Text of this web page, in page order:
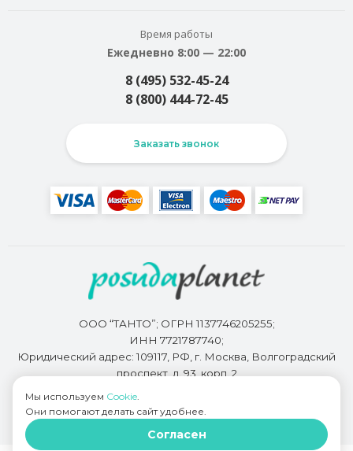
Время работы
Ежедневно 8:00 — 22:00
8 (495) 532-45-24
8 (800) 444-72-45
Заказать звонок
ООО “ТАНТО”; ОГРН 1137746205255;
ИНН 7721787740;
Юридический адрес: 109117, РФ, г. Москва, Волгоградский
проспект, д. 93, корп. 2
Разработкой сайта занимается
Мы используем Cookie.
Они помогают делать сайт удобнее.
Согласен